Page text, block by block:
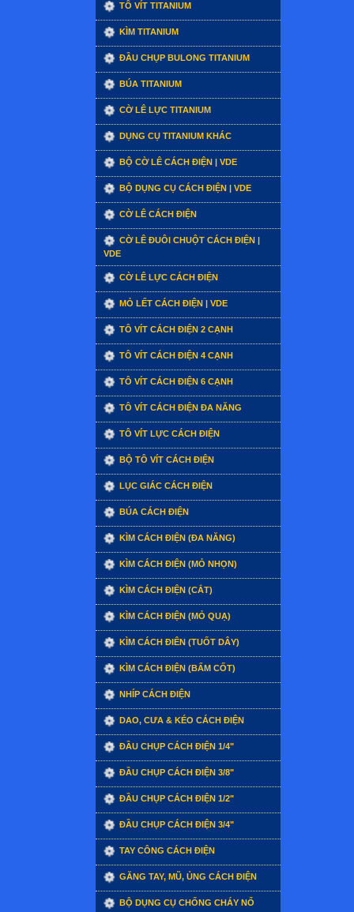
TÔ VÍT TITANIUM
KÌM TITANIUM
ĐẦU CHỤP BULONG TITANIUM
BÚA TITANIUM
CỜ LÊ LỰC TITANIUM
DỤNG CỤ TITANIUM KHÁC
BỘ CỜ LÊ CÁCH ĐIỆN | VDE
BỘ DỤNG CỤ CÁCH ĐIỆN | VDE
CỜ LÊ CÁCH ĐIỆN
CỜ LÊ ĐUÔI CHUỘT CÁCH ĐIỆN |
VDE
CỜ LÊ LỰC CÁCH ĐIỆN
MỎ LẾT CÁCH ĐIỆN | VDE
TÔ VÍT CÁCH ĐIỆN 2 CẠNH
TÔ VÍT CÁCH ĐIỆN 4 CẠNH
TÔ VÍT CÁCH ĐIỆN 6 CẠNH
TÔ VÍT CÁCH ĐIỆN ĐA NĂNG
TÔ VÍT LỰC CÁCH ĐIỆN
BỘ TÔ VÍT CÁCH ĐIỆN
LỤC GIÁC CÁCH ĐIỆN
BÚA CÁCH ĐIỆN
KÌM CÁCH ĐIỆN (ĐA NĂNG)
KÌM CÁCH ĐIỆN (MỎ NHỌN)
KÌM CÁCH ĐIỆN (CẮT)
KÌM CÁCH ĐIỆN (MỎ QUẠ)
KÌM CÁCH ĐIÊN (TUỐT DÂY)
KÌM CÁCH ĐIỆN (BẤM CỐT)
NHÍP CÁCH ĐIỆN
DAO, CƯA & KÉO CÁCH ĐIỆN
ĐẦU CHỤP CÁCH ĐIỆN 1/4"
ĐẦU CHỤP CÁCH ĐIỆN 3/8"
ĐẦU CHỤP CÁCH ĐIỆN 1/2"
ĐẦU CHỤP CÁCH ĐIỆN 3/4"
TAY CÔNG CÁCH ĐIỆN
GĂNG TAY, MŨ, ỦNG CÁCH ĐIỆN
BỘ DỤNG CỤ CHỐNG CHÁY NỔ